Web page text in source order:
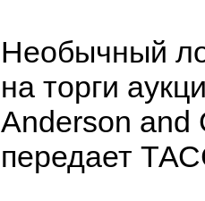
Необычный
на торги
Anderson and
передает